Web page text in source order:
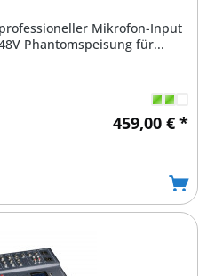
Mikrofon-Input
Phantomspeisung für...
459,00 € *